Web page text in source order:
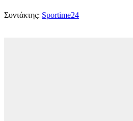
Συντάκτης: Sportime24